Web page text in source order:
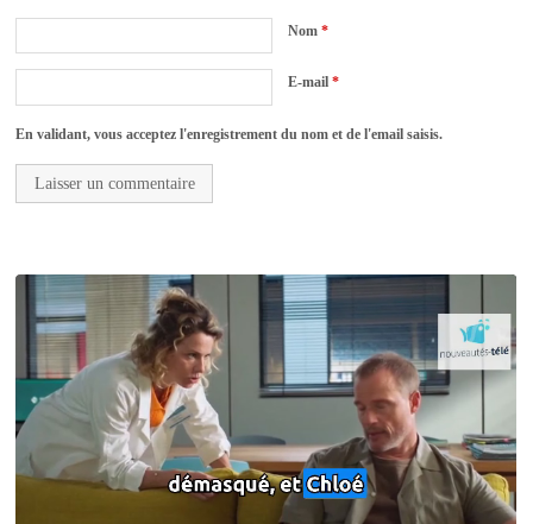
Nom*
E-mail*
En validant, vous acceptez l'enregistrement du nom et de l'email saisis.